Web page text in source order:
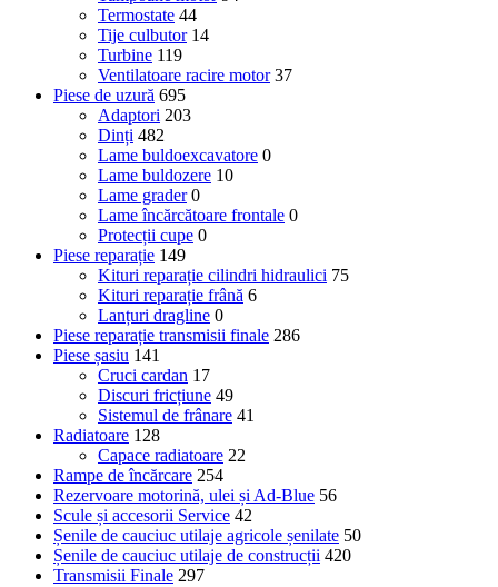
Termostate 44
Tije culbutor 14
Turbine 119
Ventilatoare racire motor 37
Piese de uzură 695
Adaptori 203
Dinți 482
Lame buldoexcavatore 0
Lame buldozere 10
Lame grader 0
Lame încărcătoare frontale 0
Protecții cupe 0
Piese reparație 149
Kituri reparație cilindri hidraulici 75
Kituri reparație frână 6
Lanțuri dragline 0
Piese reparație transmisii finale 286
Piese șasiu 141
Cruci cardan 17
Discuri fricțiune 49
Sistemul de frânare 41
Radiatoare 128
Capace radiatoare 22
Rampe de încărcare 254
Rezervoare motorină, ulei și Ad-Blue 56
Scule și accesorii Service 42
Șenile de cauciuc utilaje agricole șenilate 50
Șenile de cauciuc utilaje de construcții 420
Transmisii Finale 297